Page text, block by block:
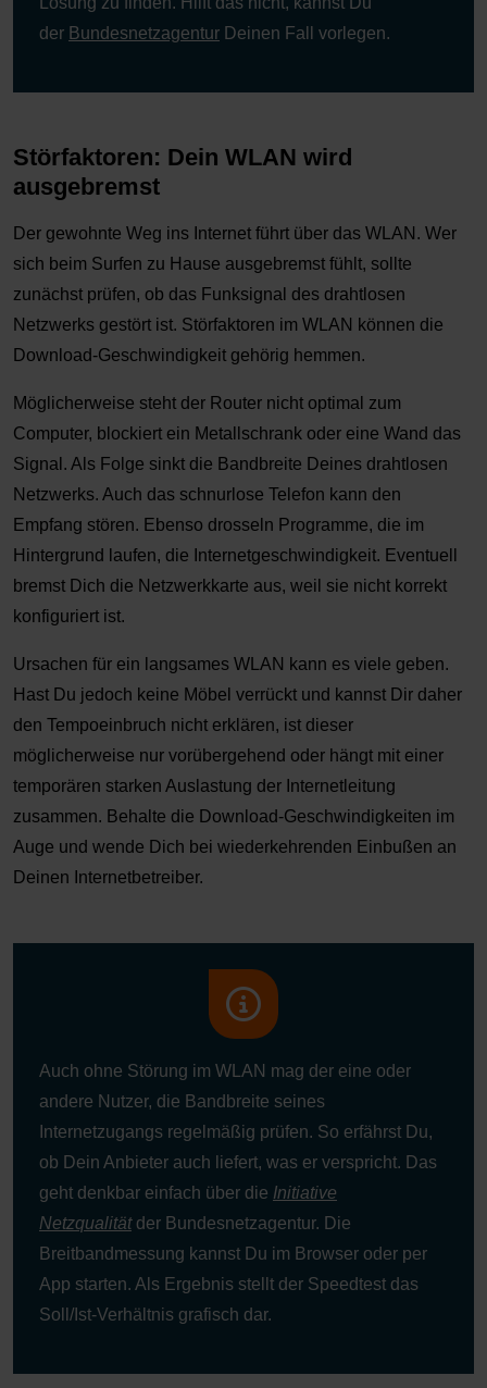
der Bundesnetzagentur Deinen Fall vorlegen.
Störfaktoren: Dein WLAN wird
ausgebremst
Der gewohnte Weg ins Internet führt über das WLAN. Wer
sich beim Surfen zu Hause ausgebremst fühlt, sollte
zunächst prüfen, ob das Funksignal des drahtlosen
Netzwerks gestört ist. Störfaktoren im WLAN können die
Download-Geschwindigkeit gehörig hemmen.
Möglicherweise steht der Router nicht optimal zum
Computer, blockiert ein Metallschrank oder eine Wand das
Signal. Als Folge sinkt die Bandbreite Deines drahtlosen
Netzwerks. Auch das schnurlose Telefon kann den
Empfang stören. Ebenso drosseln Programme, die im
Hintergrund laufen, die Internetgeschwindigkeit. Eventuell
bremst Dich die Netzwerkkarte aus, weil sie nicht korrekt
konfiguriert ist.
Ursachen für ein langsames WLAN kann es viele geben.
Hast Du jedoch keine Möbel verrückt und kannst Dir daher
den Tempoeinbruch nicht erklären, ist dieser
möglicherweise nur vorübergehend oder hängt mit einer
temporären starken Auslastung der Internetleitung
zusammen. Behalte die Download-Geschwindigkeiten im
Auge und wende Dich bei wiederkehrenden Einbußen an
Deinen Internetbetreiber.
Auch ohne Störung im WLAN mag der eine oder
andere Nutzer, die Bandbreite seines
Internetzugangs regelmäßig prüfen. So erfährst Du,
ob Dein Anbieter auch liefert, was er verspricht. Das
geht denkbar einfach über die Initiative
Netzqualitätder Bundesnetzagentur. Die
Breitbandmessung kannst Du im Browser oder per
App starten. Als Ergebnis stellt der Speedtest das
Soll/Ist-Verhältnis grafisch dar.